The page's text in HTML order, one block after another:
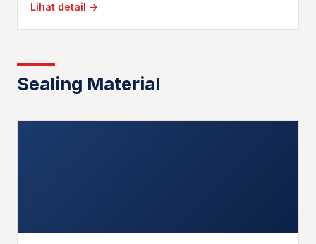
Lihat detail →
Sealing Material